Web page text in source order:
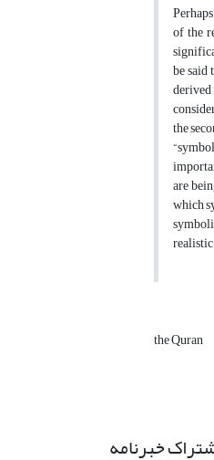
of the
be
the
are
which
the Quran
خبرنامه